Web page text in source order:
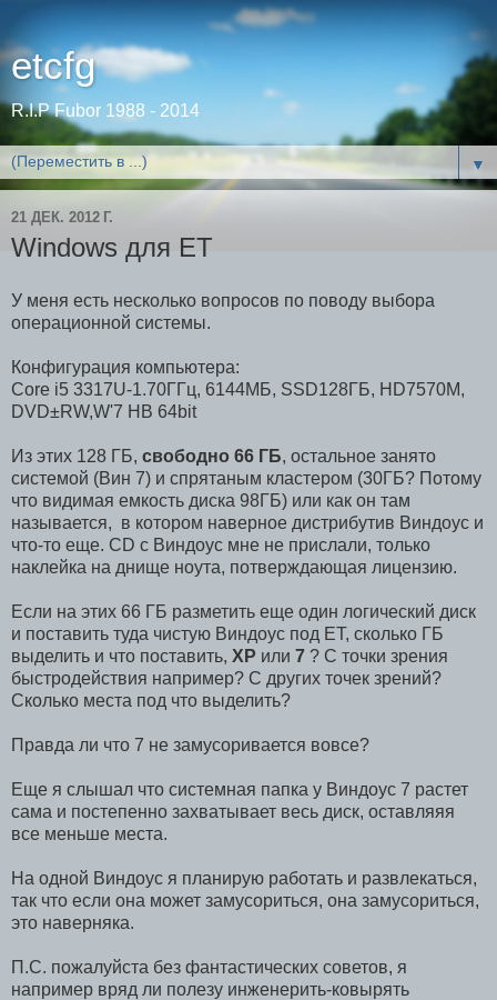
etcfg
R.I.P Fubor 1988 - 2014
▼
21 ДЕК. 2012 Г.
Windows для ЕТ
У меня есть несколько вопросов по поводу выбора
операционной системы.
Конфигурация компьютера:
Core i5 3317U-1.70ГГц, 6144МБ, SSD128ГБ, HD7570M,
DVD±RW,W'7 HB 64bit
Из этих 128 ГБ, свободно 66 ГБ, остальное занято
системой (Вин 7) и спрятаным кластером (30ГБ? Потому
что видимая емкость диска 98ГБ) или как он там
называется, в котором наверное дистрибутив Виндоус и
что-то еще. CD с Виндоус мне не прислали, только
наклейка на днище ноута, потверждающая лицензию.
Если на этих 66 ГБ разметить еще один логический диск
и поставить туда чистую Виндоус под ЕТ, сколько ГБ
выделить и что поставить, XP или 7 ? С точки зрения
быстродействия например? С других точек зрений?
Сколько места под что выделить?
Правда ли что 7 не замусоривается вовсе?
Еще я слышал что системная папка у Виндоус 7 растет
сама и постепенно захватывает весь диск, оставляяя
все меньше места.
На одной Виндоус я планирую работать и развлекаться,
так что если она может замусориться, она замусориться,
это наверняка.
П.С. пожалуйста без фантастических советов, я
например вряд ли полезу инженерить-ковырять